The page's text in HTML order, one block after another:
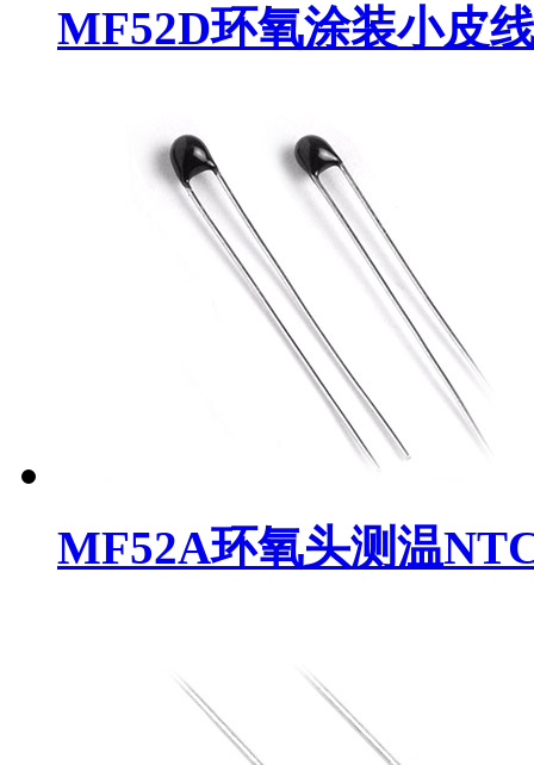
MF52D环氧涂装小皮
MF52A环氧头测温